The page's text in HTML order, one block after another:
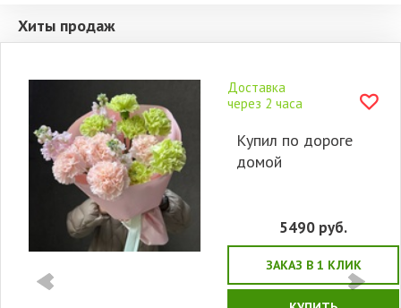
Хиты продаж
Доставка
через 2 часа
Купил по дороге
домой
5490 руб.
ЗАКАЗ В 1 КЛИК